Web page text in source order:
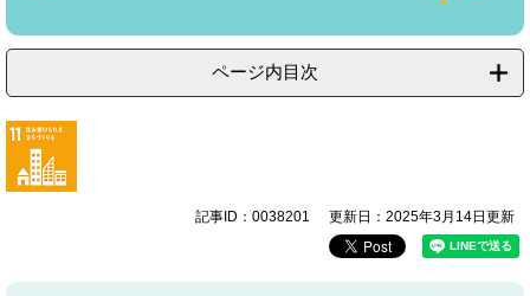
ページ内目次
記事ID：0038201 更新日：2025年3月14日更新